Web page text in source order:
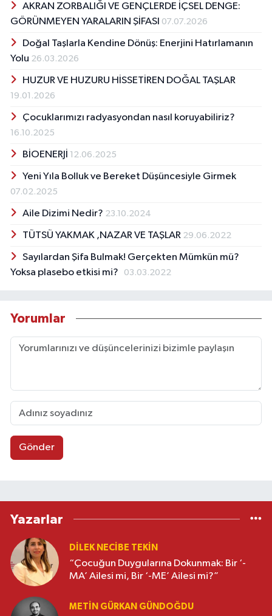
AKRAN ZORBALIĞI VE GENÇLERDE İÇSEL DENGE:
GÖRÜNMEYEN YARALARIN ŞİFASI 07.07.2026
Doğal Taşlarla Kendine Dönüş: Enerjini Hatırlamanın
Yolu 26.03.2026
HUZUR VE HUZURU HİSSETİREN DOĞAL TAŞLAR
19.01.2026
Çocuklarımızı radyasyondan nasıl koruyabiliriz?
16.10.2025
BİOENERJİ 12.06.2025
Yeni Yıla Bolluk ve Bereket Düşüncesiyle Girmek
07.02.2025
Aile Dizimi Nedir? 23.10.2024
TÜTSÜ YAKMAK ,NAZAR VE TAŞLAR 29.06.2022
Sayılardan Şifa Bulmak! Gerçekten Mümkün mü?
Yoksa plasebo etkisi mi?
03.03.2022
Yorumlar
Gönder
Yazarlar
DILEK NECIBE TEKIN
“Çocuğun Duygularına Dokunmak: Bir ‘-
MA’ Ailesi mi, Bir ‘-ME’ Ailesi mi?”
METIN GÜRKAN GÜNDOĞDU